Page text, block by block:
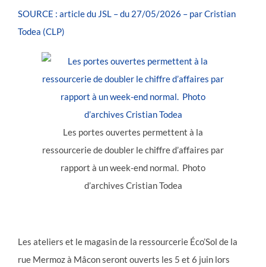
SOURCE : article du JSL – du 27/05/2026 – parCristian
Todea (CLP)
Les portes ouvertes permettent à la
ressourcerie de doubler le chiffre d’affaires par
rapport à un week-end normal. Photo
d’archives Cristian Todea
Les ateliers et le magasin de la ressourcerie Éco’Sol de la
rue Mermoz à Mâcon seront ouverts les 5 et 6 juin lors